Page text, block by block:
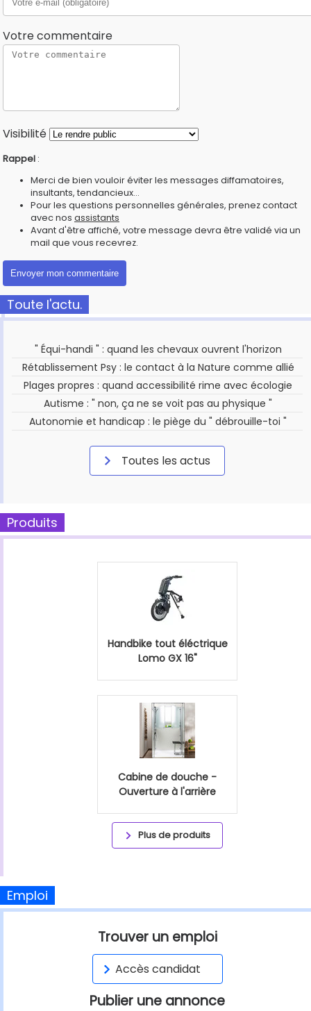
Votre commentaire
Visibilité
Rappel :
Merci de bien vouloir éviter les messages diffamatoires,
insultants, tendancieux...
Pour les questions personnelles générales, prenez contact
avec nos assistants
Avant d'être affiché, votre message devra être validé via un
mail que vous recevrez.
Toute l'actu.
" Équi-handi " : quand les chevaux ouvrent l'horizon
Rétablissement Psy : le contact à la Nature comme allié
Plages propres : quand accessibilité rime avec écologie
Autisme : " non, ça ne se voit pas au physique "
Autonomie et handicap : le piège du " débrouille-toi "
Toutes les actus
Produits
Handbike tout éléctrique
Lomo GX 16"
Cabine de douche -
Ouverture à l'arrière
Plus de produits
Emploi
Trouver un emploi
Accès candidat
Publier une annonce